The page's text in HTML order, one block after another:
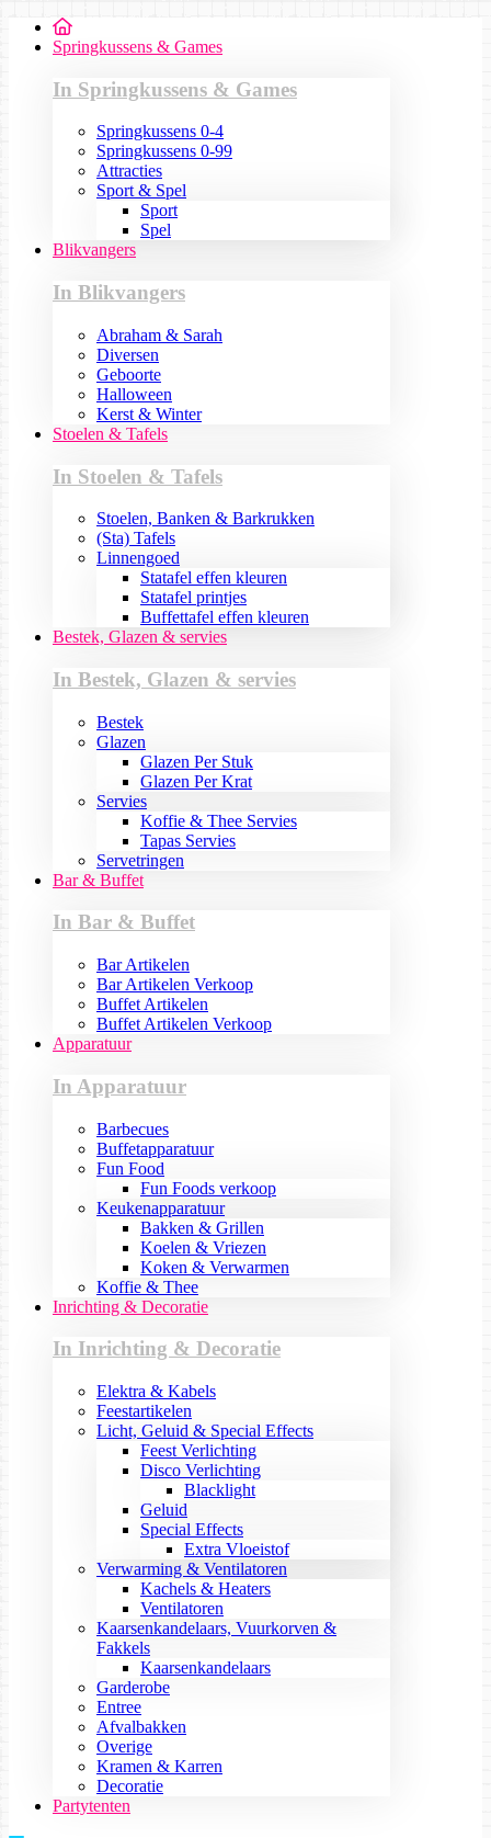
Springkussens & Games
In Springkussens & Games
Springkussens 0-4
Springkussens 0-99
Attracties
Sport & Spel
Sport
Spel
Blikvangers
In Blikvangers
Abraham & Sarah
Diversen
Geboorte
Halloween
Kerst & Winter
Stoelen & Tafels
In Stoelen & Tafels
Stoelen, Banken & Barkrukken
(Sta) Tafels
Linnengoed
Statafel effen kleuren
Statafel printjes
Buffettafel effen kleuren
Bestek, Glazen & servies
In Bestek, Glazen & servies
Bestek
Glazen
Glazen Per Stuk
Glazen Per Krat
Servies
Koffie & Thee Servies
Tapas Servies
Servetringen
Bar & Buffet
In Bar & Buffet
Bar Artikelen
Bar Artikelen Verkoop
Buffet Artikelen
Buffet Artikelen Verkoop
Apparatuur
In Apparatuur
Barbecues
Buffetapparatuur
Fun Food
Fun Foods verkoop
Keukenapparatuur
Bakken & Grillen
Koelen & Vriezen
Koken & Verwarmen
Koffie & Thee
Inrichting & Decoratie
In Inrichting & Decoratie
Elektra & Kabels
Feestartikelen
Licht, Geluid & Special Effects
Feest Verlichting
Disco Verlichting
Blacklight
Geluid
Special Effects
Extra Vloeistof
Verwarming & Ventilatoren
Kachels & Heaters
Ventilatoren
Kaarsenkandelaars, Vuurkorven &
Fakkels
Kaarsenkandelaars
Garderobe
Entree
Afvalbakken
Overige
Kramen & Karren
Decoratie
Partytenten